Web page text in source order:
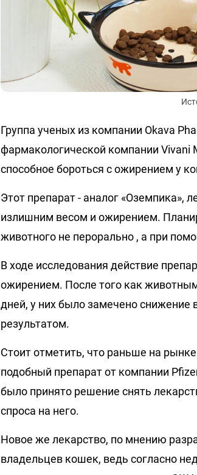
Группа ученых из компании Okava
фармакологической компании Vivani
способное бороться с ожирением у
Этот препарат - аналог «Оземпика»,
излишним весом и ожирением.
животного не перорально , а при
В ходе исследования действие
ожирением. После того как
дней, у них было замечено снижение
результатом.
Стоит отметить, что раньше на
подобный препарат от компании
было принято решение снять
спроса на него.
Новое же лекарство, по мнению
владельцев кошек, ведь согласно